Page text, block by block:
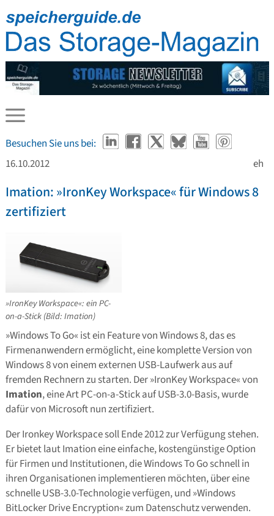
Besuchen Sie uns bei:
16.10.2012
eh
Imation: »IronKey Workspace« für Windows 8
zertifiziert
»IronKey Workspace«: ein PC-
on-a-Stick (Bild: Imation)
»Windows To Go« ist ein Feature von Windows 8, das es
Firmenanwendern ermöglicht, eine komplette Version von
Windows 8 von einem externen USB-Laufwerk aus auf
fremden Rechnern zu starten. Der »IronKey Workspace« von
Imation, eine Art PC-on-a-Stick auf USB-3.0-Basis, wurde
dafür von Microsoft nun zertifiziert.
Der Ironkey Workspace soll Ende 2012 zur Verfügung stehen.
Er bietet laut Imation eine einfache, kostengünstige Option
für Firmen und Institutionen, die Windows To Go schnell in
ihren Organisationen implementieren möchten, über eine
schnelle USB-3.0-Technologie verfügen, und »Windows
BitLocker Drive Encryption« zum Datenschutz verwenden.